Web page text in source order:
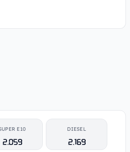
E10
2.059
DIESEL
2.169